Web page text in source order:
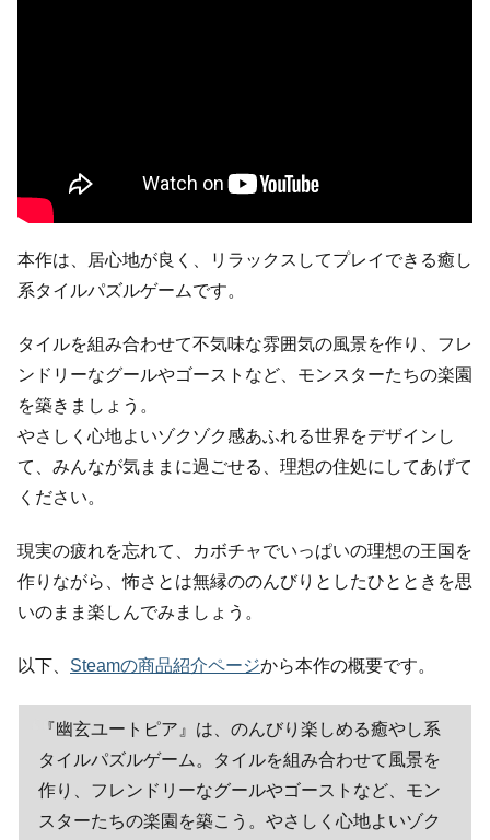
本作は、居心地が良く、リラックスしてプレイできる癒し
系タイルパズルゲームです。
タイルを組み合わせて不気味な雰囲気の風景を作り、フレ
ンドリーなグールやゴーストなど、モンスターたちの楽園
を築きましょう。
やさしく心地よいゾクゾク感あふれる世界をデザインし
て、みんなが気ままに過ごせる、理想の住処にしてあげて
ください。
現実の疲れを忘れて、カボチャでいっぱいの理想の王国を
作りながら、怖さとは無縁ののんびりとしたひとときを思
いのまま楽しんでみましょう。
以下、 Steamの商品紹介ページから本作の概要です。
『幽玄ユートピア』は、のんびり楽しめる癒やし系
タイルパズルゲーム。タイルを組み合わせて風景を
作り、フレンドリーなグールやゴーストなど、モン
スターたちの楽園を築こう。やさしく心地よいゾク